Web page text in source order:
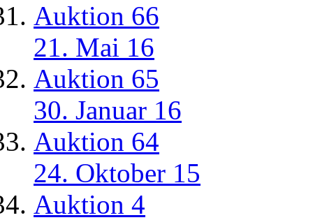
Auktion 66
21. Mai 16
Auktion 65
30. Januar 16
Auktion 64
24. Oktober 15
Auktion 4